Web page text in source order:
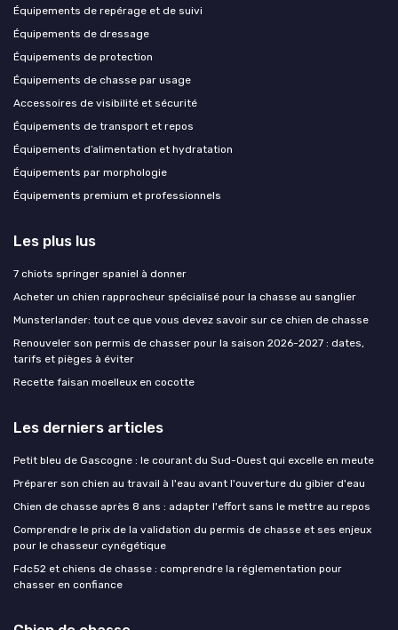
Équipements de repérage et de suivi
Équipements de dressage
Équipements de protection
Équipements de chasse par usage
Accessoires de visibilité et sécurité
Équipements de transport et repos
Équipements d’alimentation et hydratation
Équipements par morphologie
Équipements premium et professionnels
Les plus lus
7 chiots springer spaniel à donner
Acheter un chien rapprocheur spécialisé pour la chasse au sanglier
Munsterlander: tout ce que vous devez savoir sur ce chien de chasse
Renouveler son permis de chasser pour la saison 2026-2027 : dates,
tarifs et pièges à éviter
Recette faisan moelleux en cocotte
Les derniers articles
Petit bleu de Gascogne : le courant du Sud-Ouest qui excelle en meute
Préparer son chien au travail à l'eau avant l'ouverture du gibier d'eau
Chien de chasse après 8 ans : adapter l'effort sans le mettre au repos
Comprendre le prix de la validation du permis de chasse et ses enjeux
pour le chasseur cynégétique
Fdc52 et chiens de chasse : comprendre la réglementation pour
chasser en confiance